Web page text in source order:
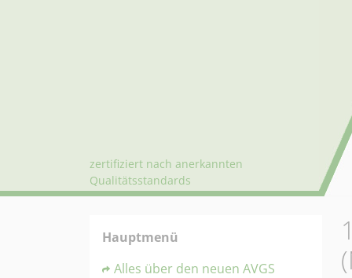
zertifiziert nach anerkannten
Qualitätsstandards
Hauptmenü
Alles über den neuen AVGS
1